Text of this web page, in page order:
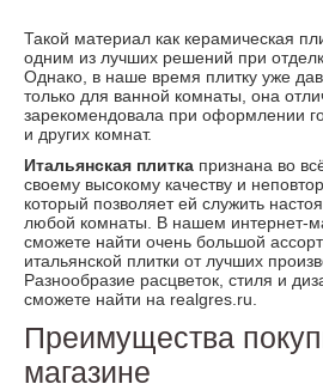
Такой материал как керамическая
одним из лучших решений при
Однако, в наше время плитку уже
только для ванной комнаты, она
зарекомендовала при оформлении
и других комнат.
Итальянская плитка признана во
своему высокому качеству и
который позволяет ей служить
любой комнаты. В нашем интернет-
сможете найти очень большой
итальянской плитки от лучших
Разнообразие расцветок, стиля и
сможете найти на realgres.ru.
Преимущества
магазине